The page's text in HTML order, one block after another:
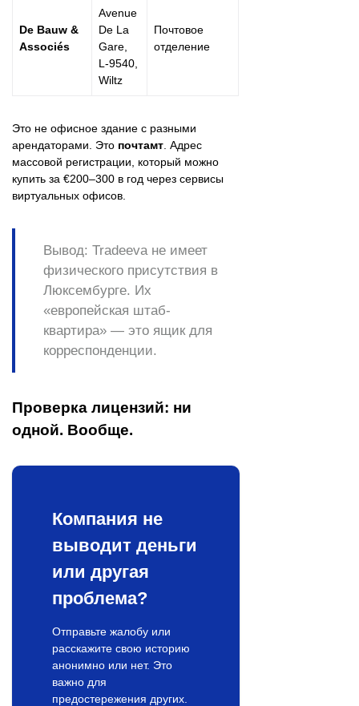
De Bauw &
Associés
Avenue
De La
Gare,
L-9540,
Wiltz
Почтовое
отделение
Это не офисное здание с разными
арендаторами. Это почтамт . Адрес
массовой регистрации, который можно
купить за €200–300 в год через сервисы
виртуальных офисов.
Вывод: Tradeeva не имеет
физического присутствия в
Люксембурге. Их
«европейская штаб-
квартира» — это ящик для
корреспонденции.
Проверка лицензий: ни
одной. Вообще.
Компания не
выводит деньги
или другая
проблема?
Отправьте жалобу или
расскажите свою историю
анонимно или нет. Это
важно для
предостережения других.